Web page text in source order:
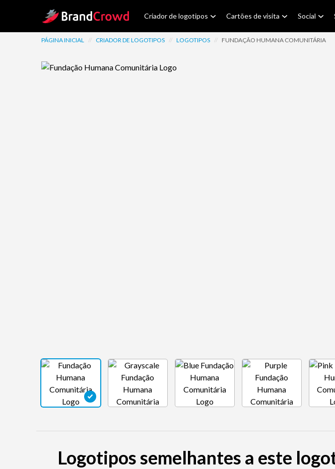
Site Logo Criador de logotipos Cartões de visita Social
PÁGINA INICIAL // CRIADOR DE LOGOTIPOS // LOGOTIPOS // FUNDAÇÃO HUMANA COMUNITÁRIA
Logotipos semelhantes a este